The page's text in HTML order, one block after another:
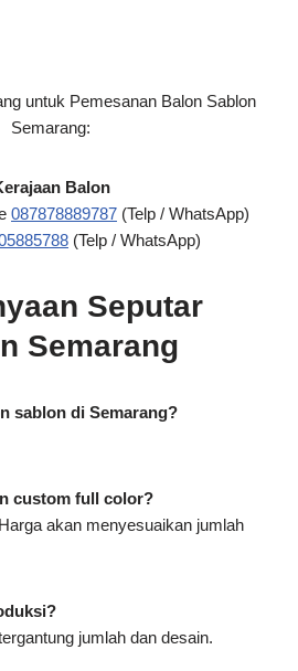
untuk Pemesanan Balon Sablon
Semarang:
Balon
087878889787 (Telp / WhatsApp)
(Telp / WhatsApp)
Seputar
Semarang
sablon di Semarang?
custom full color?
akan menyesuaikan jumlah
jumlah dan desain.